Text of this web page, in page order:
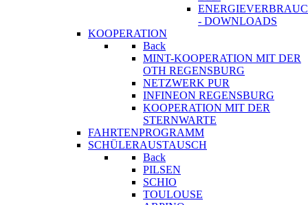
- DOWNLOADS
KOOPERATION
Back
MINT-KOOPERATION MIT DER
OTH REGENSBURG
NETZWERK PUR
INFINEON REGENSBURG
KOOPERATION MIT DER
STERNWARTE
FAHRTENPROGRAMM
SCHÜLERAUSTAUSCH
Back
PILSEN
SCHIO
TOULOUSE